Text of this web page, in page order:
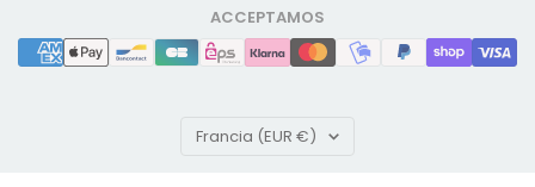
ACCEPTAMOS
País/región
Francia (EUR €)